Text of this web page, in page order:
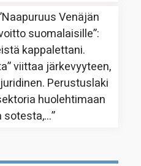
Venäjän
suomalaisille”:
kappalettani.
viittaa järkevyyteen,
Perustuslaki
huolehtimaan
sotesta,…”